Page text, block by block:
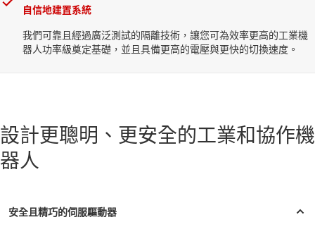
自信地建置系統
我們可靠且經過廣泛測試的隔離技術，讓您可為效率更高的工業機
器人功率級奠定基礎，並且具備更高的電壓與更快的切換速度。
設計更聰明、更安全的工業和協作機
器人